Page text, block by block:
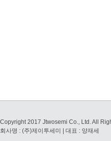
Copyright 2017 Jtwosemi Co., Ltd. All
회사명 : (주)제이투세미 | 대표 : 양재세